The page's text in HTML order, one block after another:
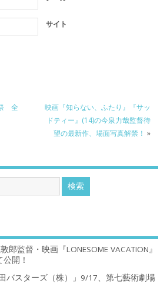
サイト
全
映画『知らない、ふたり』『サッ
ドティー』(14)の今泉力哉監督待
望の最新作、場面写真解禁！ »
郎監督・映画『LONESOME VACATION』
開！
バスターズ（株）」9/17、第七藝術劇場